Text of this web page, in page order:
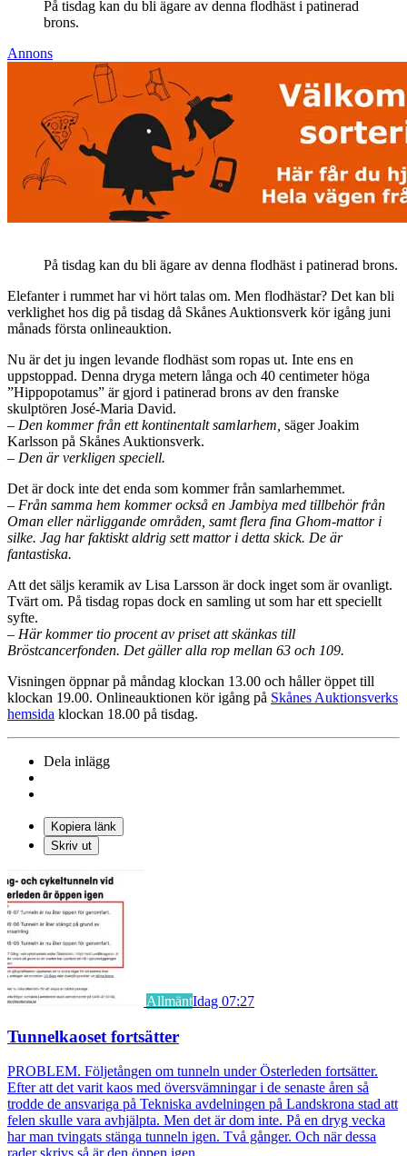
På tisdag kan du bli ägare av denna flodhäst i patinerad
brons.
Annons
På tisdag kan du bli ägare av denna flodhäst i patinerad brons.
Elefanter i rummet har vi hört talas om. Men flodhästar? Det kan bli
verklighet hos dig på tisdag då Skånes Auktionsverk kör igång juni
månads första onlineauktion.
Nu är det ju ingen levande flodhäst som ropas ut. Inte ens en
uppstoppad. Denna dryga metern långa och 40 centimeter höga
”Hippopotamus” är gjord i patinerad brons av den franske
skulptören José-Maria David.
– Den kommer från ett kontinentalt samlarhem, säger Joakim
Karlsson på Skånes Auktionsverk.
– Den är verkligen speciell.
Det är dock inte det enda som kommer från samlarhemmet.
– Från samma hem kommer också en Jambiya med tillbehör från
Oman eller närliggande områden, samt flera fina Ghom-mattor i
silke. Jag har faktiskt aldrig sett mattor i detta skick. De är
fantastiska.
Att det säljs keramik av Lisa Larsson är dock inget som är ovanligt.
Tvärt om. På tisdag ropas dock en samling ut som har ett speciellt
syfte.
– Här kommer tio procent av priset att skänkas till
Bröstcancerfonden. Det gäller alla rop mellan 63 och 109.
Visningen öppnar på måndag klockan 13.00 och håller öppet till
klockan 19.00. Onlineauktionen kör igång på Skånes Auktionsverks
hemsida klockan 18.00 på tisdag.
Dela inlägg
Kopiera länk
Skriv ut
AllmäntIdag 07:27
Tunnelkaoset fortsätter
PROBLEM. Följetången om tunneln under Österleden fortsätter.
Efter att det varit kaos med översvämningar i de senaste åren så
trodde de ansvariga på Tekniska avdelningen på Landskrona stad att
felen skulle vara avhjälpta. Men det är dom inte. På en dryg vecka
har man tvingats stänga tunneln igen. Två gånger. Och när dessa